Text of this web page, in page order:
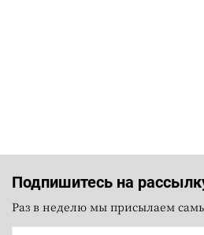
Подпишитесь на
Раз в неделю мы присылаем